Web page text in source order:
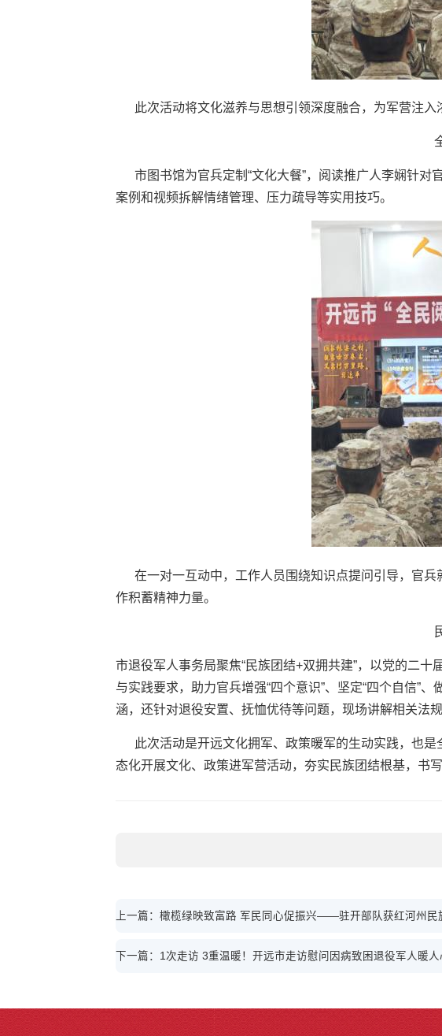
此次活动将文化滋养与思想引领深度融合，为军营注
市图书馆为官兵定制“文化大餐”，阅读推广人李娴针
案例和视频拆解情绪管理、压力疏导等实用技巧。
在一对一互动中，工作人员围绕知识点提问引导，官
作积蓄精神力量。
市退役军人事务局聚焦“民族团结+双拥共建”，以党的二
与实践要求，助力官兵增强“四个意识”、坚定“四个自信”
涵，还针对退役安置、抚恤优待等问题，现场讲解相关法
此次活动是开远文化拥军、政策暖军的生动实践，也
态化开展文化、政策进军营活动，夯实民族团结根基，书
上一篇：橄榄绿映致富路 军民同心促振兴——驻开部队获红河州民
下一篇：1次走访 3重温暖！开远市走访慰问因病致困退役军人暖人